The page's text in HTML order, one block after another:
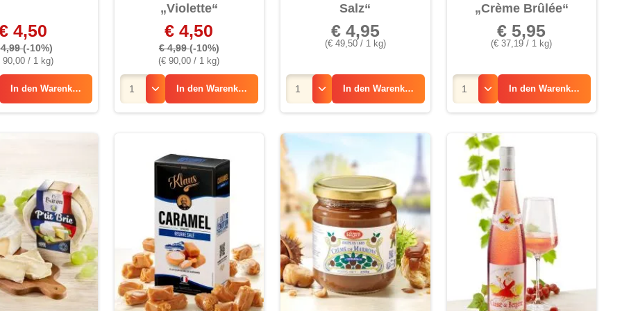
90,00 / 1 kg)
4,50
(-10%)
In den Warenkorb
„Violette“
(€ 90,00 / 1 kg)
€ 4,50
€ 4,99(-10%)
In den Warenkorb
Salz“
(€ 49,50 / 1 kg)
€ 4,95
In den Warenkorb
„Crème Brûlée“
(€ 37,19 / 1 kg)
€ 5,95
In den Warenkorb